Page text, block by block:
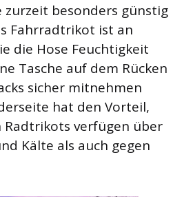
besonders günstig
Fahrradtrikot ist an
die Hose Feuchtigkeit
Tasche auf dem Rücken
sicher mitnehmen
hat den Vorteil,
verfügen über
Kälte als auch gegen